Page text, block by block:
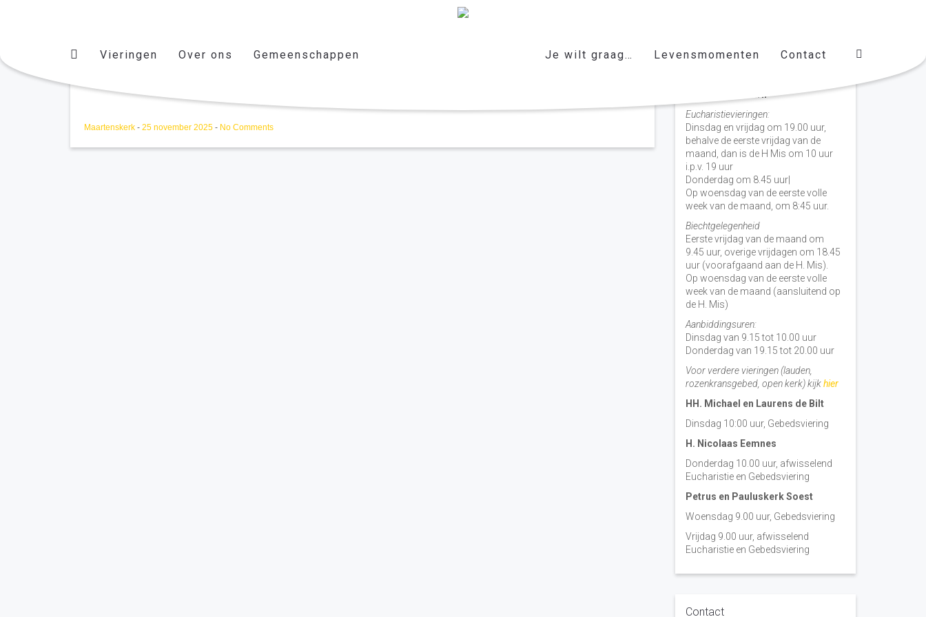
Vieringen Over ons Gemeenschappen Je wilt graag… Levensmomenten Contact
Maartenskerk - 25 november 2025 - No Comments
Vieringen door de week
H. Nicolaas Baarn
Eucharistievieringen:
Dinsdag en vrijdag om 19.00 uur,
behalve de eerste vrijdag van de
maand, dan is de H Mis om 10 uur
i.p.v. 19 uur
Donderdag om 8.45 uur|
Op woensdag van de eerste volle
week van de maand, om 8:45 uur.
Biechtgelegenheid
Eerste vrijdag van de maand om
9.45 uur, overige vrijdagen om 18.45
uur (voorafgaand aan de H. Mis).
Op woensdag van de eerste volle
week van de maand (aansluitend op
de H. Mis)
Aanbiddingsuren:
Dinsdag van 9.15 tot 10.00 uur
Donderdag van 19.15 tot 20.00 uur
Voor verdere vieringen (lauden,
rozenkransgebed, open kerk) kijkhier
HH. Michael en Laurens de Bilt
Dinsdag 10:00 uur, Gebedsviering
H. Nicolaas Eemnes
Donderdag 10.00 uur, afwisselend
Eucharistie en Gebedsviering
Petrus en Pauluskerk Soest
Woensdag 9.00 uur, Gebedsviering
Vrijdag 9.00 uur, afwisselend
Eucharistie en Gebedsviering
Contact